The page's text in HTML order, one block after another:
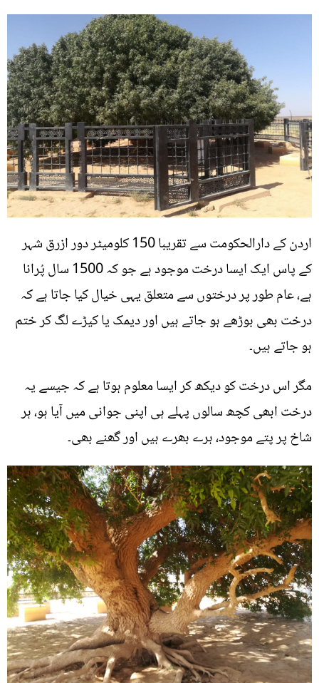
اردن کے دارالحکومت سے تقریبا 150 کلومیٹر دور ازرق شہر
کے پاس ایک ایسا درخت موجود ہے جو کہ 1500 سال پُرانا
ہے، عام طور پر درختوں سے متعلق یہی خیال کیا جاتا ہے کہ
درخت بھی بوڑھے ہو جاتے ہیں اور دیمک یا کیڑے لگ کر ختم
ہو جاتے ہیں۔
مگر اس درخت کو دیکھ کر ایسا معلوم ہوتا ہے کہ جیسے یہ
درخت ابھی کچھ سالوں پہلے ہی اپنی جوانی میں آیا ہو، ہر
شاخ پر پتے موجود، ہرے بھرے ہیں اور گھنے بھی۔